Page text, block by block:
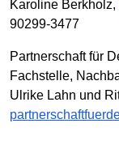
Karoline Berkholz,
90299-3477
Partnerschaft für
Fachstelle,
Ulrike Lahn und